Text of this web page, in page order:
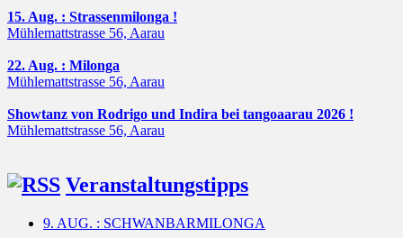
15. Aug. : Strassenmilonga !
Mühlemattstrasse 56, Aarau
22. Aug. : Milonga
Mühlemattstrasse 56, Aarau
Showtanz von Rodrigo und Indira bei tangoaarau 2026 !
Mühlemattstrasse 56, Aarau
Veranstaltungstipps
9. AUG. : SCHWANBARMILONGA